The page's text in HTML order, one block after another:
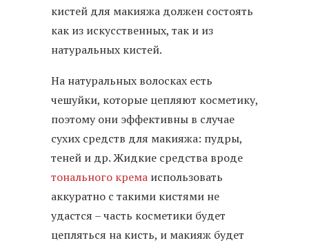
кистей для макияжа должен состоять
как из искусственных, так и из
натуральных кистей.
На натуральных волосках есть
чешуйки, которые цепляют косметику,
поэтому они эффективны в случае
сухих средств для макияжа: пудры,
теней и др. Жидкие средства вроде
тонального крема использовать
аккуратно с такими кистями не
удастся – часть косметики будет
цепляться на кисть, и макияж будет